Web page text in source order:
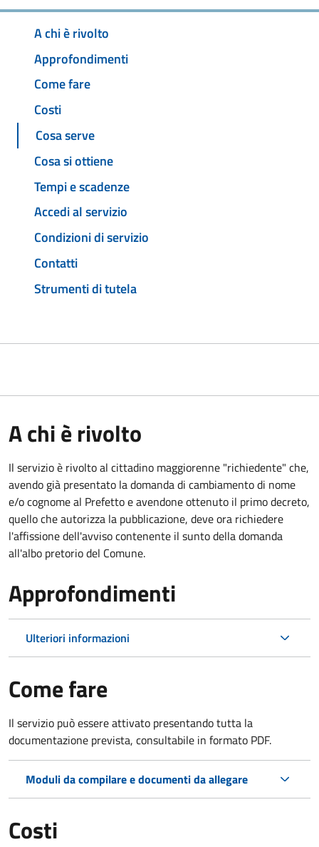
A chi è rivolto
Approfondimenti
Come fare
Costi
Cosa serve
Cosa si ottiene
Tempi e scadenze
Accedi al servizio
Condizioni di servizio
Contatti
Strumenti di tutela
A chi è rivolto
Il servizio è rivolto al cittadino maggiorenne "richiedente" che,
avendo già presentato la domanda di cambiamento di nome
e/o cognome al Prefetto e avendone ottenuto il primo decreto,
quello che autorizza la pubblicazione, deve ora richiedere
l'affissione dell'avviso contenente il sunto della domanda
all'albo pretorio del Comune.
Approfondimenti
Ulteriori informazioni
Come fare
Il servizio può essere attivato presentando tutta la
documentazione prevista, consultabile in formato PDF.
Moduli da compilare e documenti da allegare
Costi